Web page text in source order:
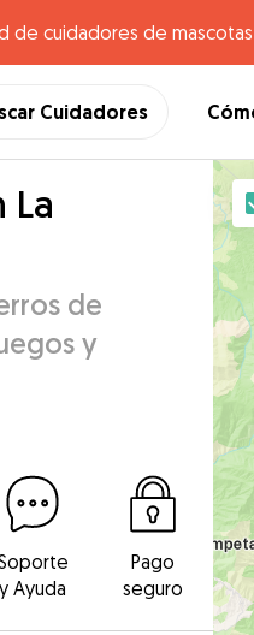
de cuidadores de
Cuidadores
La
de
y
y Ayuda
Pago
seguro